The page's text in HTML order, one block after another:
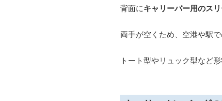
背面にキャリーバー用のス
両手が空くため、空港や駅で
トート型やリュック型など